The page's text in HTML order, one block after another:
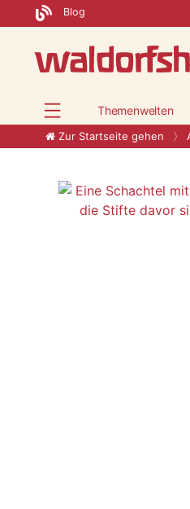
Blog
Themenwelten
Zur Startseite gehen